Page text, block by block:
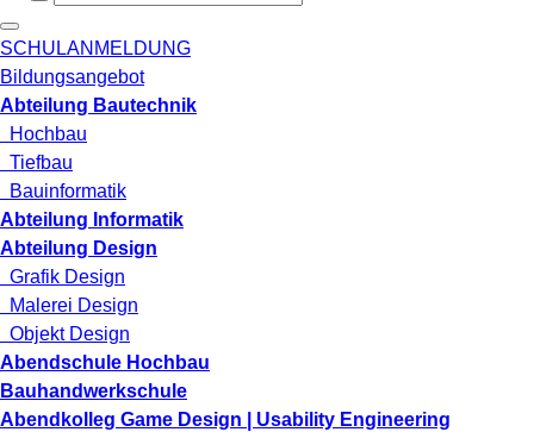
SCHULANMELDUNG
Bildungsangebot
Abteilung Bautechnik
Hochbau
Tiefbau
Bauinformatik
Abteilung Informatik
Abteilung Design
Grafik Design
Malerei Design
Objekt Design
Abendschule Hochbau
Bauhandwerkschule
Abendkolleg Game Design | Usability Engineering